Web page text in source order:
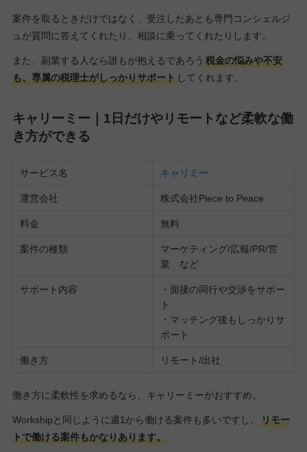
案件を取るときだけではなく、受注したあとも専門コンシェルジ
ュが質問に答えてくれたり、相談に乗ってくれたりします。
また、副業する人なら誰もが抱えるであろう 税金の悩みや不安
も、専属の税理士がしっかりサポートしてくれます。
キャリーミー｜1日だけやリモートなど柔軟な働
き方ができる
サービス名 キャリミー
運営会社 株式会社Piece to Peace
料金 無料
案件の種類
マーケティング/広報/PR/営
業 など
サポート内容
・面接の同行や交渉をサポー
ト
・マッチング後もしっかりサ
ポート
働き方 リモート/出社
働き方に柔軟性を求めるなら、キャリーミーがおすすめ。
Workshipと同じように週1から働ける案件も多いですし、
リモー
トで働ける案件もかなりあります。